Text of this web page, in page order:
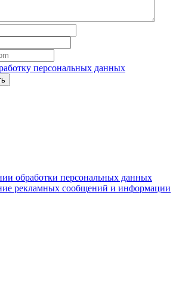
персональных данных
обработки персональных данных
рекламных сообщений и информации